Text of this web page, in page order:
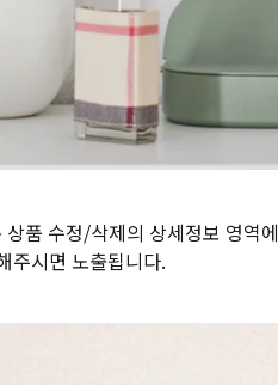
품 수정/삭제의 상세정보 영역에
주시면 노출됩니다.